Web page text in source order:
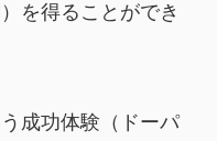
を得ることができ
成功体験（ドーパ